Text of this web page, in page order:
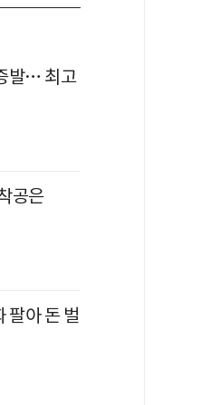
발… 최고
공은
팔아 돈 벌